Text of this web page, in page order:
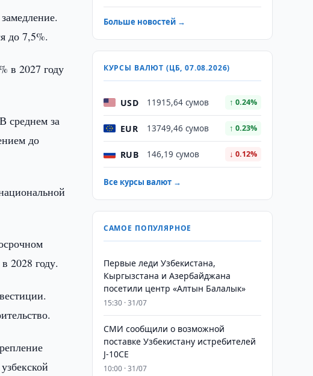
до 7,5%.
в 2027 году
среднем за
до
2028 году.
Больше новостей →
КУРСЫ ВАЛЮТ (ЦБ, 07.08.2026)
USD 11915,64 сумов ↑ 0.24%
EUR 13749,46 сумов ↑ 0.23%
RUB 146,19 сумов ↓ 0.12%
Все курсы валют →
САМОЕ ПОПУЛЯРНОЕ
Первые леди Узбекистана,
Кыргызстана и Азербайджана
посетили центр «Алтын Балалык»
15:30 · 31/07
СМИ сообщили о возможной
поставке Узбекистану истребителей
J-10CE
10:00 · 31/07